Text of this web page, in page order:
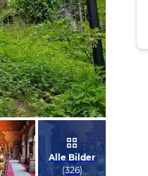
Alle Bilder
(326)